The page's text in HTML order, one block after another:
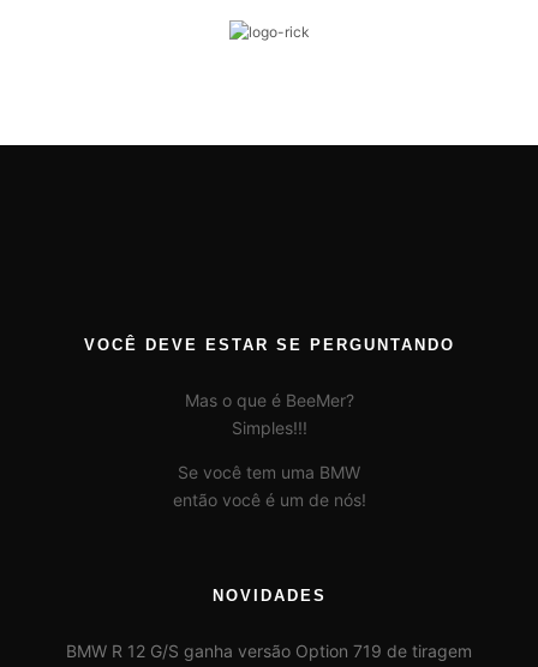
VOCÊ DEVE ESTAR SE PERGUNTANDO
Mas o que é BeeMer?
Simples!!!
Se você tem uma BMW
então você é um de nós!
NOVIDADES
BMW R 12 G/S ganha versão Option 719 de tiragem